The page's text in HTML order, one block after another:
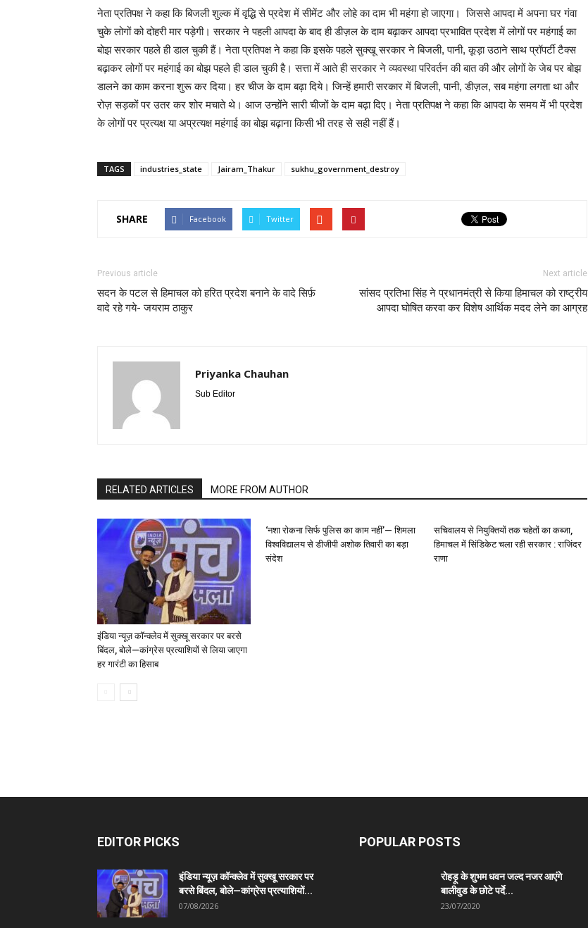
नेता प्रतिपक्ष ने कहा कि बिजली शुल्क में वृद्धि से प्रदेश में सीमेंट और लोहे का दाम भी महंगा हो जाएगा। जिससे आपदा में अपना घर गंवा
चुके लोगों को दोहरी मार पड़ेगी। सरकार ने पहली आपदा के बाद ही डीज़ल के दाम बढ़ाकर आपदा प्रभावित प्रदेश में लोगों पर महंगाई का
बोझ सरकार पहले ही डाल चुकी हैं। नेता प्रतिपक्ष ने कहा कि इसके पहले सुक्खू सरकार ने बिजली, पानी, कूड़ा उठाने साथ प्रॉपर्टी टैक्स
बढ़ाकर लोगों पर महंगाई का बोझ पहले ही डाल चुकी है। सत्ता में आते ही सरकार ने व्यवस्था परिवर्तन की बात की और लोगों के जेब पर बोझ
डालने का काम करना शुरू कर दिया। हर चीज के दाम बढ़ा दिये। जिन्हें हमारी सरकार में बिजली, पानी, डीज़ल, सब महंगा लगता था और
रोज़ सड़कों पर उतर कर शोर मचाते थे। आज उन्होंने सारी चीजों के दाम बढ़ा दिए। नेता प्रतिपक्ष ने कहा कि आपदा के समय में भी प्रदेश
के लोगों पर प्रत्यक्ष या अप्रत्यक्ष महंगाई का बोझ बढ़ाना किसी भी तरह से सही नहीं हैं।
TAGS industries_state Jairam_Thakur sukhu_government_destroy
SHARE Facebook Twitter
Previous article
सदन के पटल से हिमाचल को हरित प्रदेश बनाने के वादे सिर्फ़
वादे रहे गये- जयराम ठाकुर
Next article
सांसद प्रतिभा सिंह ने प्रधानमंत्री से किया हिमाचल को राष्ट्रीय
आपदा घोषित करवा कर विशेष आर्थिक मदद लेने का आग्रह
Priyanka Chauhan
Sub Editor
RELATED ARTICLES MORE FROM AUTHOR
इंडिया न्यूज़ कॉन्क्लेव में सुक्खू सरकार पर बरसे
बिंदल, बोले—कांग्रेस प्रत्याशियों से लिया जाएगा
हर गारंटी का हिसाब
‘नशा रोकना सिर्फ पुलिस का काम नहीं’— शिमला
विश्वविद्यालय से डीजीपी अशोक तिवारी का बड़ा
संदेश
सचिवालय से नियुक्तियों तक चहेतों का कब्जा,
हिमाचल में सिंडिकेट चला रही सरकार : राजिंदर
राणा
EDITOR PICKS
इंडिया न्यूज़ कॉन्क्लेव में सुक्खू सरकार पर
बरसे बिंदल, बोले—कांग्रेस प्रत्याशियों...
07/08/2026
POPULAR POSTS
रोहड़ू के शुभम धवन जल्द नजर आएंगे
बालीवुड के छोटे पर्दे...
23/07/2020